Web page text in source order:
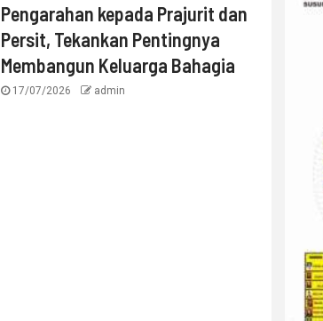
Pengarahan kepada Prajurit dan
Persit, Tekankan Pentingnya
Membangun Keluarga Bahagia
17/07/2026 admin